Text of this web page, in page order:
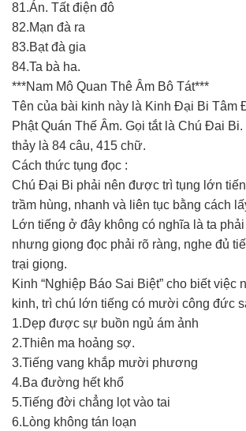
81.Án. Tất điện đô
82.Mạn đà ra
83.Bạt đà gia
84.Ta bà ha.
***Nam Mô Quan Thê Âm Bô Tát***
Tên của bài kinh này là Kinh Đại Bi Tâm
Phật Quán Thế Âm. Gọi tắt là Chú Đai
thảy là 84 câu, 415 chữ.
Cách thức tụng đọc :
Chú Đại Bi phải nên được trì tụng lớn
trầm hùng, nhanh và liên tục bằng cách
Lớn tiếng ở đây không có nghĩa là ta
nhưng giọng đọc phải rõ ràng, nghe đủ
trại giọng.
Kinh “Nghiệp Báo Sai Biệt” cho biết việc
kinh, trì chú lớn tiếng có mười công đức
1.Dẹp được sự buồn ngủ ám ảnh
2.Thiên ma hoảng sợ.
3.Tiếng vang khắp mười phương
4.Ba đường hết khổ
5.Tiếng đời chẳng lọt vào tai
6.Lòng không tán loạn